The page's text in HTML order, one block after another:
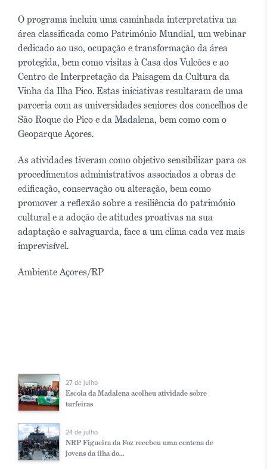
O programa incluiu uma caminhada interpretativa na
área classificada como Património Mundial, um webinar
dedicado ao uso, ocupação e transformação da área
protegida, bem como visitas à Casa dos Vulcões e ao
Centro de Interpretação da Paisagem da Cultura da
Vinha da Ilha Pico. Estas iniciativas resultaram de uma
parceria com as universidades seniores dos concelhos de
São Roque do Pico e da Madalena, bem como com o
Geoparque Açores.
As atividades tiveram como objetivo sensibilizar para os
procedimentos administrativos associados a obras de
edificação, conservação ou alteração, bem como
promover a reflexão sobre a resiliência do património
cultural e a adoção de atitudes proativas na sua
adaptação e salvaguarda, face a um clima cada vez mais
imprevisível.
Ambiente Açores/RP
27 de julho
Escola da Madalena acolheu atividade sobre
turfeiras
24 de julho
NRP Figueira da Foz recebeu uma centena de
jovens da ilha do...